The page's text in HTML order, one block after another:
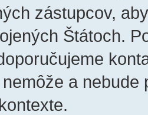
zástupcov,
Štátoch.
nemôže a